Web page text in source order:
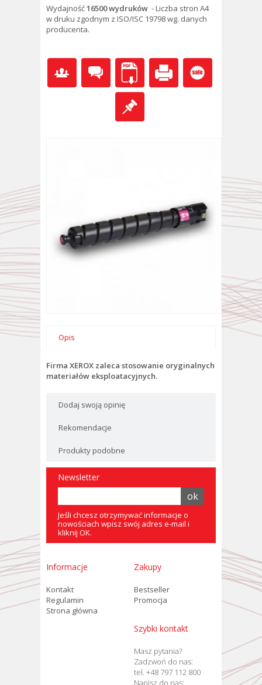
Wydajność16500wydruków - Liczba stron A4
w druku zgodnym z ISO/ISC 19798 wg. danych
producenta.
Opis
Firma XEROX zaleca stosowanie oryginalnych
materiałów eksploatacyjnych.
Dodaj swoją opinię
Rekomendacje
Produkty podobne
Newsletter
Jeśli chcesz otrzymywać informacje o
nowościach wpisz swój adres e-mail i
kliknij OK.
Informacje
Kontakt
Regulamin
Strona główna
Zakupy
Bestseller
Promocja
Szybki kontakt
Masz pytania?
Zadzwoń do nas:
tel. +48 797 112 800
Napisz do nas: